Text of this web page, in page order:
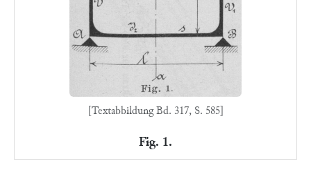
[Textabbildung Bd. 317, S. 585]
Fig. 1.